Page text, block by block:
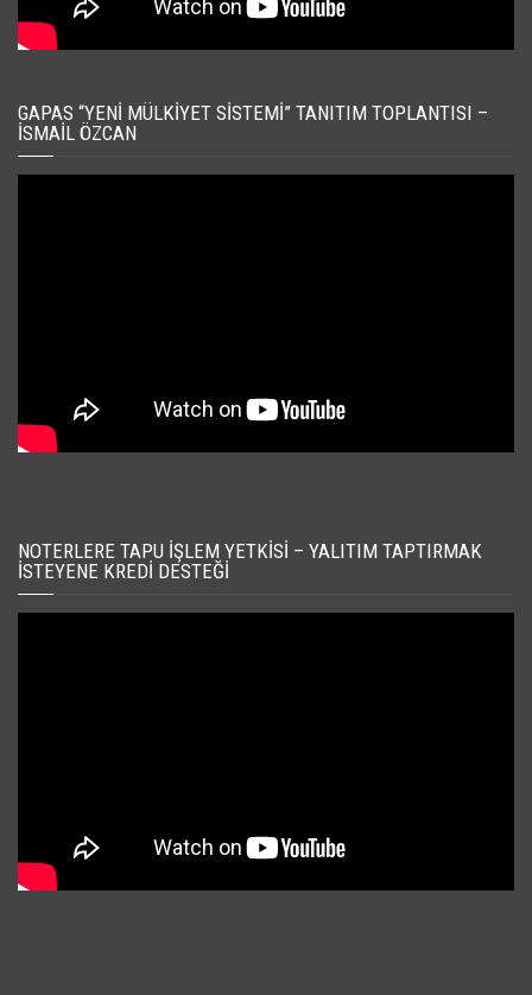
GAPAS “YENI MÜLKIYET SISTEMI” TANITIM TOPLANTISI –
İSMAIL ÖZCAN
NOTERLERE TAPU İŞLEM YETKISI – YALITIM TAPTIRMAK
İSTEYENE KREDI DESTEĞI